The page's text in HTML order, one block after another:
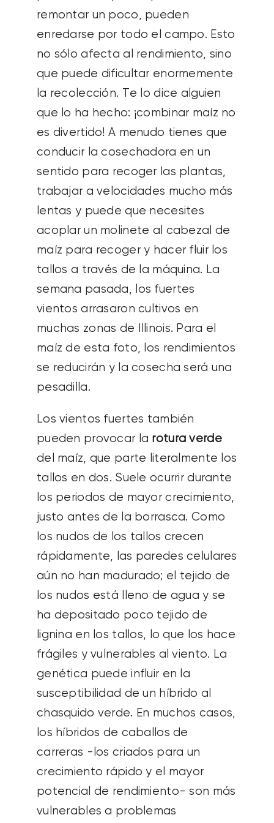
remontar un poco, pueden
enredarse por todo el campo. Esto
no sólo afecta al rendimiento, sino
que puede dificultar enormemente
la recolección. Te lo dice alguien
que lo ha hecho: ¡combinar maíz no
es divertido! A menudo tienes que
conducir la cosechadora en un
sentido para recoger las plantas,
trabajar a velocidades mucho más
lentas y puede que necesites
acoplar un molinete al cabezal de
maíz para recoger y hacer fluir los
tallos a través de la máquina. La
semana pasada, los fuertes
vientos arrasaron cultivos en
muchas zonas de Illinois. Para el
maíz de esta foto, los rendimientos
se reducirán y la cosecha será una
pesadilla.
Los vientos fuertes también
pueden provocar la rotura verde
del maíz, que parte literalmente los
tallos en dos. Suele ocurrir durante
los periodos de mayor crecimiento,
justo antes de la borrasca. Como
los nudos de los tallos crecen
rápidamente, las paredes celulares
aún no han madurado; el tejido de
los nudos está lleno de agua y se
ha depositado poco tejido de
lignina en los tallos, lo que los hace
frágiles y vulnerables al viento. La
genética puede influir en la
susceptibilidad de un híbrido al
chasquido verde. En muchos casos,
los híbridos de caballos de
carreras -los criados para un
crecimiento rápido y el mayor
potencial de rendimiento- son más
vulnerables a problemas